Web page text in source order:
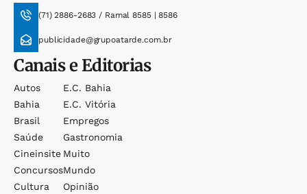
(71) 2886-2683 / Ramal 8585 | 8586
publicidade@grupoatarde.com.br
Canais e Editorias
Autos
Bahia
Brasil
Saúde
Cineinsite
Concursos
Cultura
E.c. Bahia
E.c. Vitória
Empregos
Gastronomia
Muito
Mundo
Opinião